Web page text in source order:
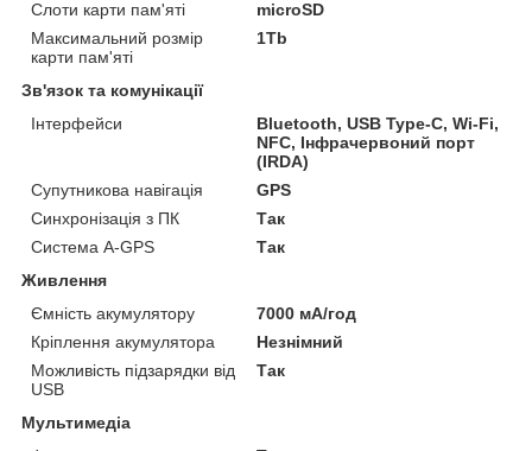
Слоти карти пам'яті
microSD
Максимальний розмір
карти пам'яті
1Tb
Зв'язок та комунікації
Інтерфейси
Bluetooth, USB Type-C, Wi-Fi,
NFC, Інфрачервоний порт
(IRDA)
Супутникова навігація
GPS
Синхронізація з ПК
Так
Система A-GPS
Так
Живлення
Ємність акумулятору
7000 мА/год
Кріплення акумулятора
Незнімний
Можливість підзарядки від
USB
Так
Мультимедіа